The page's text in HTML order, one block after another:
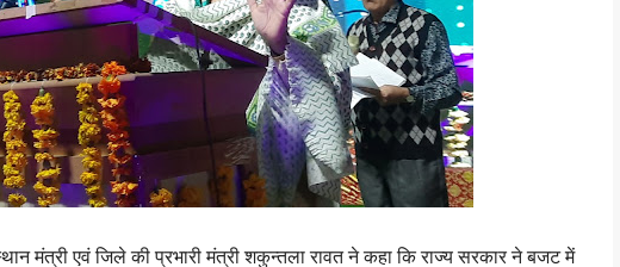
मंत्री एवं जिले की प्रभारी मंत्री शकुन्तला रावत ने कहा कि राज्य सरकार ने बजट में